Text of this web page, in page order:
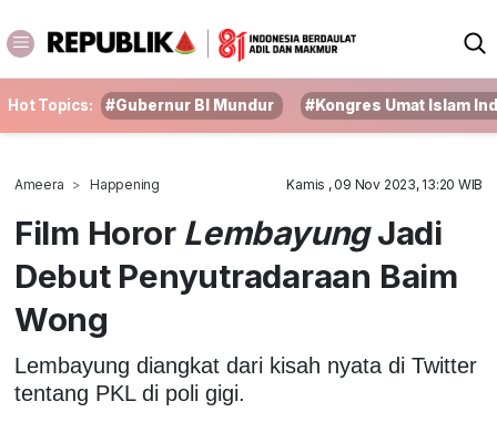
Hot Topics: #Gubernur BI Mundur #Kongres Umat Islam
Ameera Happening Kamis , 09 Nov 2023, 13:20 WIB
Film Horor LembayungJadi
Debut Penyutradaraan Baim
Wong
Lembayung diangkat dari kisah nyata di Twitter
tentang PKL di poli gigi.